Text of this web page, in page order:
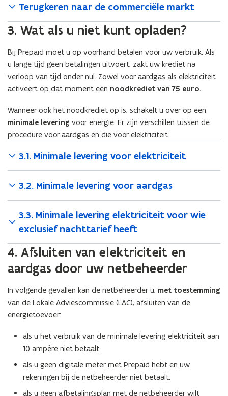
o
p
g
z
e
t
t
o
p
e
z
e
t
Terugkeren naar de commerciële markt
3. Wat als u niet kunt opladen?
Bij Prepaid moet u op voorhand betalen voor uw verbruik. Als
u lange tijd geen betalingen uitvoert, zakt uw krediet na
verloop van tijd onder nul. Zowel voor aardgas als elektriciteit
activeert op dat moment een noodkrediet van 75 euro.
Wanneer ook het noodkrediet op is, schakelt u over op een
minimale levering voor energie. Er zijn verschillen tussen de
procedure voor aardgas en die voor elektriciteit.
3.1. Minimale levering voor elektriciteit
3.2. Minimale levering voor aardgas
3.3. Minimale levering elektriciteit voor wie
exclusief nachttarief heeft
4. Afsluiten van elektriciteit en
aardgas door uw netbeheerder
In volgende gevallen kan de netbeheerder u, met toestemming
van de Lokale Adviescommissie (LAC), afsluiten van de
energietoevoer:
als u het verbruik van de minimale levering elektriciteit aan
10 ampère niet betaalt.
als u geen digitale meter met Prepaid hebt en uw
rekeningen bij de netbeheerder niet betaalt.
als u geen afbetalingsplan met de netbeheerder wilt